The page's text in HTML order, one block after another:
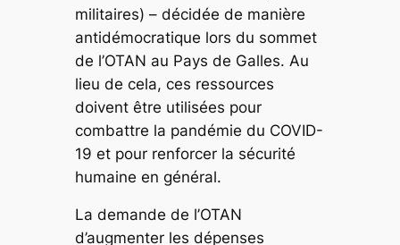
militaires) – décidée de manière
antidémocratique lors du sommet
de l’OTAN au Pays de Galles. Au
lieu de cela, ces ressources
doivent être utilisées pour
combattre la pandémie du COVID-
19 et pour renforcer la sécurité
humaine en général.
La demande de l’OTAN
d’augmenter les dépenses